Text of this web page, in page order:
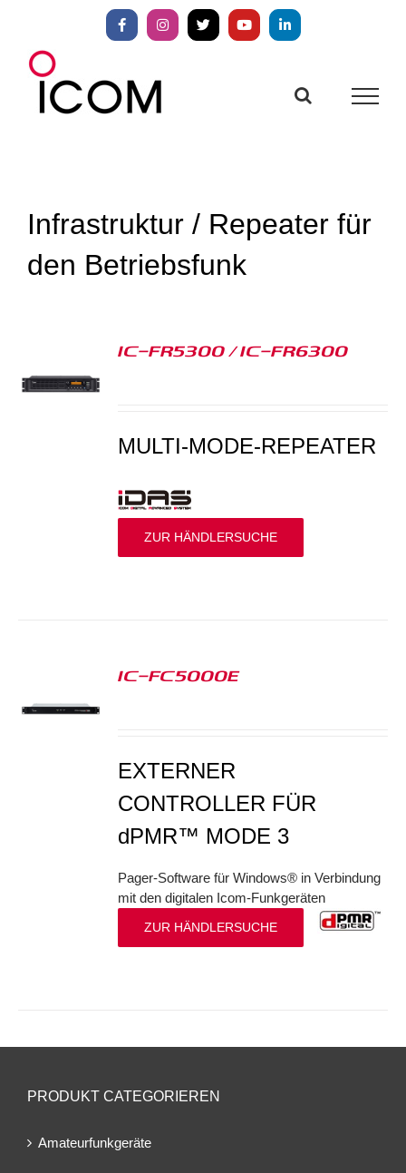
springen
FacebookInstagram
X YouTubeLinkedIn
Infrastruktur / Repeater für
den Betriebsfunk
IC-FR5300 / IC-FR6300
MULTI-MODE-REPEATER
ZUR HÄNDLERSUCHE
IC-FC5000E
EXTERNER
CONTROLLER FÜR
dPMR™ MODE 3
Pager-Software für Windows® in Verbindung
mit den digitalen Icom-Funkgeräten
ZUR HÄNDLERSUCHE
PRODUKT CATEGORIEREN
Amateurfunkgeräte